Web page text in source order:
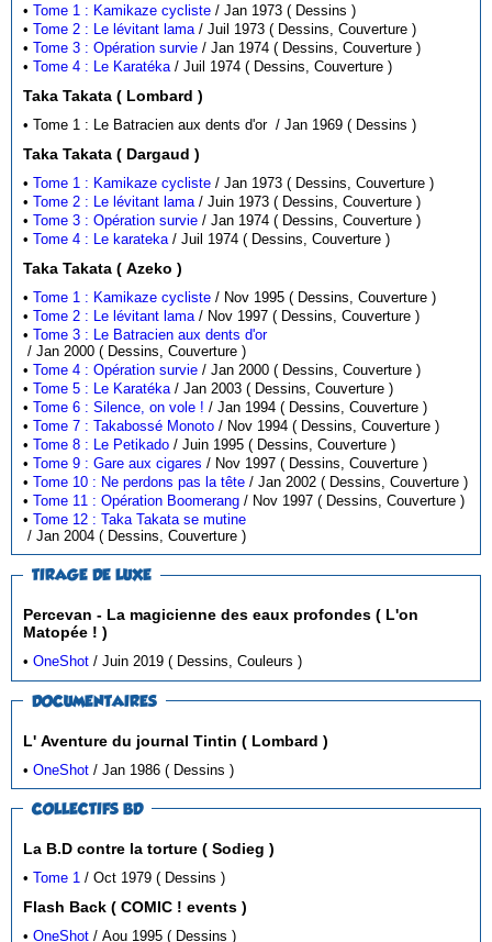
•Tome 1 : Kamikaze cycliste
/ Jan 1973 ( Dessins )
•Tome 2 : Le lévitant lama
/ Juil 1973 ( Dessins, Couverture )
•Tome 3 : Opération survie
/ Jan 1974 ( Dessins, Couverture )
•Tome 4 : Le Karatéka / Juil 1974 ( Dessins, Couverture )
Taka Takata ( Lombard )
• Tome 1 : Le Batracien aux dents d'or / Jan 1969 ( Dessins )
Taka Takata ( Dargaud )
•Tome 1 : Kamikaze cycliste
/ Jan 1973 ( Dessins, Couverture )
•Tome 2 : Le lévitant lama
/ Juin 1973 ( Dessins, Couverture )
•Tome 3 : Opération survie
/ Jan 1974 ( Dessins, Couverture )
•Tome 4 : Le karateka / Juil 1974 ( Dessins, Couverture )
Taka Takata ( Azeko )
•Tome 1 : Kamikaze cycliste
/ Nov 1995 ( Dessins, Couverture )
•Tome 2 : Le lévitant lama
/ Nov 1997 ( Dessins, Couverture )
•Tome 3 : Le Batracien aux dents d'or
/ Jan 2000 ( Dessins, Couverture )
•Tome 4 : Opération survie
/ Jan 2000 ( Dessins, Couverture )
•Tome 5 : Le Karatéka
/ Jan 2003 ( Dessins, Couverture )
•Tome 6 : Silence, on vole !
/ Jan 1994 ( Dessins, Couverture )
•Tome 7 : Takabossé Monoto
/ Nov 1994 ( Dessins, Couverture )
•Tome 8 : Le Petikado
/ Juin 1995 ( Dessins, Couverture )
•Tome 9 : Gare aux cigares
/ Nov 1997 ( Dessins, Couverture )
•Tome 10 : Ne perdons pas la tête
/ Jan 2002 ( Dessins, Couverture )
•Tome 11 : Opération Boomerang
/ Nov 1997 ( Dessins, Couverture )
•Tome 12 : Taka Takata se mutine
/ Jan 2004 ( Dessins, Couverture )
TIRAGE DE LUXE
Percevan - La magicienne des eaux profondes ( L'on
Matopée ! )
•OneShot / Juin 2019 ( Dessins, Couleurs )
DOCUMENTAIRES
L' Aventure du journal Tintin ( Lombard )
•OneShot / Jan 1986 ( Dessins )
COLLECTIFS BD
La B.D contre la torture ( Sodieg )
•Tome 1 / Oct 1979 ( Dessins )
Flash Back ( COMIC ! events )
•OneShot / Aou 1995 ( Dessins )